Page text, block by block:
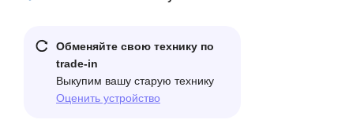
Обменяйте свою технику по
trade-in
Выкупим вашу старую технику
Оценить устройство